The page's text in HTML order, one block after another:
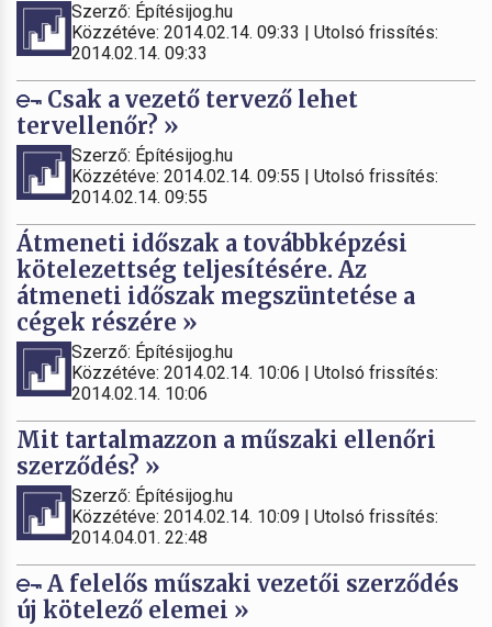
Szerző: Építésijog.hu
Közzétéve: 2014.02.14. 09:33 | Utolsó frissítés:
2014.02.14. 09:33
Csak a vezető tervező lehet
tervellenőr? »
Szerző: Építésijog.hu
Közzétéve: 2014.02.14. 09:55 | Utolsó frissítés:
2014.02.14. 09:55
Átmeneti időszak a továbbképzési
kötelezettség teljesítésére. Az
átmeneti időszak megszüntetése a
cégek részére »
Szerző: Építésijog.hu
Közzétéve: 2014.02.14. 10:06 | Utolsó frissítés:
2014.02.14. 10:06
Mit tartalmazzon a műszaki ellenőri
szerződés? »
Szerző: Építésijog.hu
Közzétéve: 2014.02.14. 10:09 | Utolsó frissítés:
2014.04.01. 22:48
A felelős műszaki vezetői szerződés
új kötelező elemei »